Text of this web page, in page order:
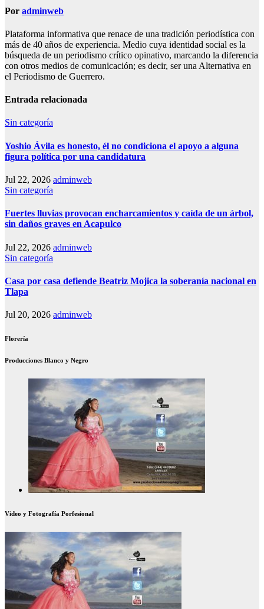
Por adminweb
Plataforma informativa que renace de una tradición periodística con
más de 40 años de experiencia. Medio cuya identidad social es la
búsqueda de un periodismo crítico opinativo, marcando la diferencia
con otros medios de comunicación; es decir, ser una Alternativa en
el Periodismo de Guerrero.
Entrada relacionada
Sin categoría
Yoshio Ávila es honesto, él no condiciona el apoyo a alguna
figura política por una candidatura
Jul 22, 2026 adminweb
Sin categoría
Fuertes lluvias provocan encharcamientos y caída de un árbol,
sin daños graves en Acapulco
Jul 22, 2026 adminweb
Sin categoría
Casa por casa defiende Beatriz Mojica la soberanía nacional en
Tlapa
Jul 20, 2026 adminweb
Florería
Producciones Blanco y Negro
Video y Fotografía Porfesional